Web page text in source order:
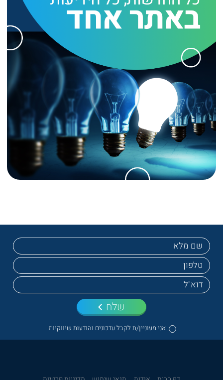
אני מעוניין/ת לקבל עדכונים והודעות שיווקיות.
שלח